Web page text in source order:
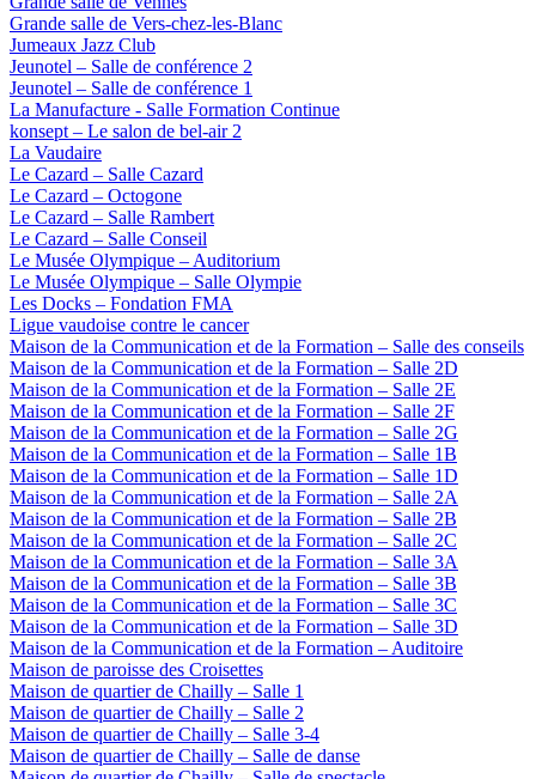
Grande salle de Vers-chez-les-Blanc
Jumeaux Jazz Club
Jeunotel – Salle de conférence 2
Jeunotel – Salle de conférence 1
La Manufacture - Salle Formation Continue
konsept – Le salon de bel-air 2
La Vaudaire
Le Cazard – Salle Cazard
Le Cazard – Octogone
Le Cazard – Salle Rambert
Le Cazard – Salle Conseil
Le Musée Olympique – Auditorium
Le Musée Olympique – Salle Olympie
Les Docks – Fondation FMA
Ligue vaudoise contre le cancer
Maison de la Communication et de la Formation – Salle des conseils
Maison de la Communication et de la Formation – Salle 2D
Maison de la Communication et de la Formation – Salle 2E
Maison de la Communication et de la Formation – Salle 2F
Maison de la Communication et de la Formation – Salle 2G
Maison de la Communication et de la Formation – Salle 1B
Maison de la Communication et de la Formation – Salle 1D
Maison de la Communication et de la Formation – Salle 2A
Maison de la Communication et de la Formation – Salle 2B
Maison de la Communication et de la Formation – Salle 2C
Maison de la Communication et de la Formation – Salle 3A
Maison de la Communication et de la Formation – Salle 3B
Maison de la Communication et de la Formation – Salle 3C
Maison de la Communication et de la Formation – Salle 3D
Maison de la Communication et de la Formation – Auditoire
Maison de paroisse des Croisettes
Maison de quartier de Chailly – Salle 1
Maison de quartier de Chailly – Salle 2
Maison de quartier de Chailly – Salle 3-4
Maison de quartier de Chailly – Salle de danse